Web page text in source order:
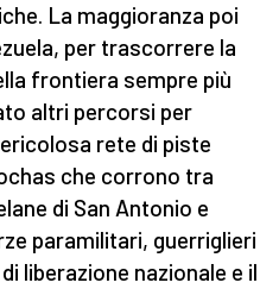
La maggioranza poi
per trascorrere la
frontiera sempre più
altri percorsi per
rete di piste
che corrono tra
di San Antonio e
paramilitari, guerriglieri
liberazione nazionale e il